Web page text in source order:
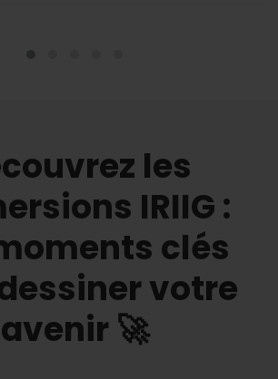
les
IRIIG :
clés
votre
avenir 🚀